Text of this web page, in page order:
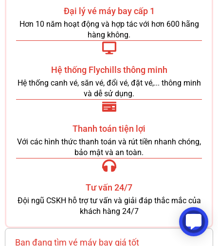
Đại lý vé máy bay cấp 1
Hơn 10 năm hoạt động và hợp tác với hơn 600 hãng
hàng không.
Hệ thống Flychills thông minh
Hệ thống canh vé, săn vé, đổi vé, đặt vé,... thông minh
và dễ sử dụng.
Thanh toán tiện lợi
Với các hình thức thanh toán và rút tiền nhanh chóng,
bảo mật và an toàn.
Tư vấn 24/7
Đội ngũ CSKH hỗ trợ tư vấn và giải đáp thắc mắc của
khách hàng 24/7
Bạn đang tìm vé máy bay giá tốt